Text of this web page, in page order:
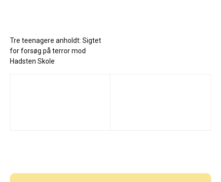
Tre teenagere anholdt: Sigtet
for forsøg på terror mod
Hadsten Skole